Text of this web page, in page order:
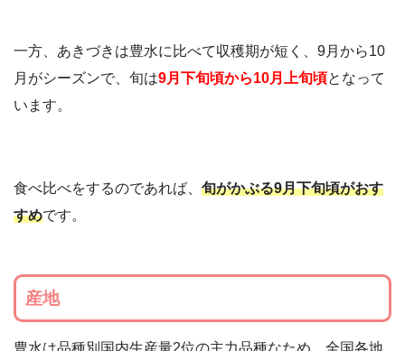
一方、あきづきは豊水に比べて収穫期が短く、9月から10
月がシーズンで、旬は9月下旬頃から10月上旬頃となって
います。
食べ比べをするのであれば、 旬がかぶる9月下旬頃がおす
すめです。
産地
豊水は品種別国内生産量2位の主力品種なため、全国各地